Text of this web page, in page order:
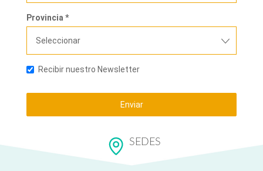
Provincia *
Seleccionar
Recibir nuestro Newsletter
Enviar
SEDES